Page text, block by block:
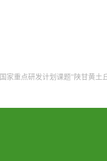
国家重点研发计划课题“陕甘黄土